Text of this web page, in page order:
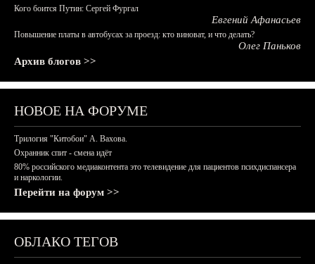
Кого боится Путин: Сергей Фургал
Евгений Афанасьев
Повышение платы в автобусах за проезд: кто виноват, и что делать?
Олег Паньков
Архив блогов >>
НОВОЕ НА ФОРУМЕ
Трилогия "Китобои" А. Вахова.
Охранник спит - смена идёт
80% российского медиаконтента это телевидение для пациентов психдиспансера
и наркологии.
Перейти на форум >>
ОБЛАКО ТЕГОВ